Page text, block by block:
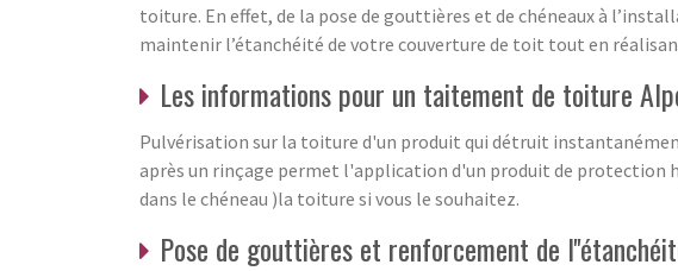
toiture. En effet, de la pose de gouttières et de chéneaux à
maintenir l’étanchéité de votre couverture de toit tout en
Les informations pour un taitement de toiture
Pulvérisation sur la toiture d'un produit qui détruit
après un rinçage permet l'application d'un produit de protection
dans le chéneau )la toiture si vous le souhaitez.
Pose de gouttières et renforcement de